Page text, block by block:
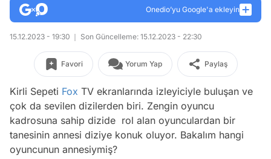
Onedio’yu Google'a ekleyin
15.12.2023 - 19:30 Son Güncelleme: 15.12.2023 - 22:30
Favori Yorum Yap Paylaş
Kirli Sepeti Fox TV ekranlarında izleyiciyle buluşan ve
çok da sevilen dizilerden biri. Zengin oyuncu
kadrosuna sahip dizide rol alan oyunculardan bir
tanesinin annesi diziye konuk oluyor. Bakalım hangi
oyuncunun annesiymiş?